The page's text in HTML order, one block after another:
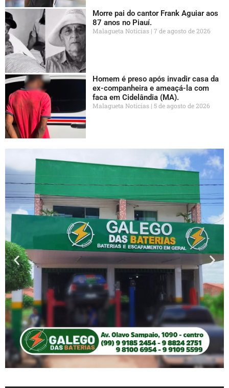
Morre pai do cantor Frank Aguiar aos
87 anos no Piauí.
Malagueta Notícias 7 de agosto de 2026
Homem é preso após invadir casa da
ex-companheira e ameaçá-la com
faca em Cidelândia (MA).
Malagueta Notícias 5 de agosto de 2026